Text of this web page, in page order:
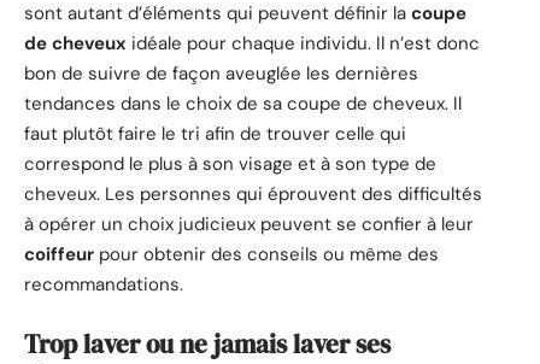
sont autant d’éléments qui peuvent définir la coupe
de cheveux idéale pour chaque individu. Il n’est donc
bon de suivre de façon aveuglée les dernières
tendances dans le choix de sa coupe de cheveux. Il
faut plutôt faire le tri afin de trouver celle qui
correspond le plus à son visage et à son type de
cheveux. Les personnes qui éprouvent des difficultés
à opérer un choix judicieux peuvent se confier à leur
coiffeur pour obtenir des conseils ou même des
recommandations.
Trop laver ou ne jamais laver ses